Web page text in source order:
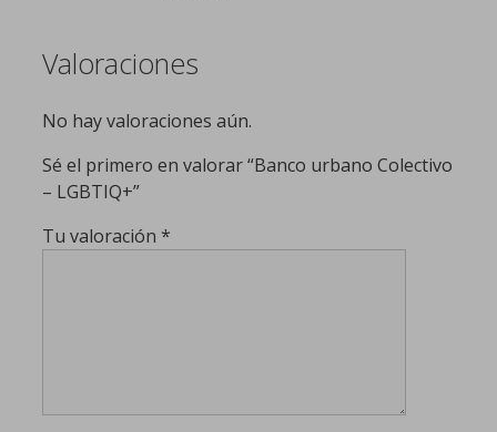
Valoraciones
No hay valoraciones aún.
Sé el primero en valorar “Banco urbano Colectivo
– LGBTIQ+”
Tu valoración *